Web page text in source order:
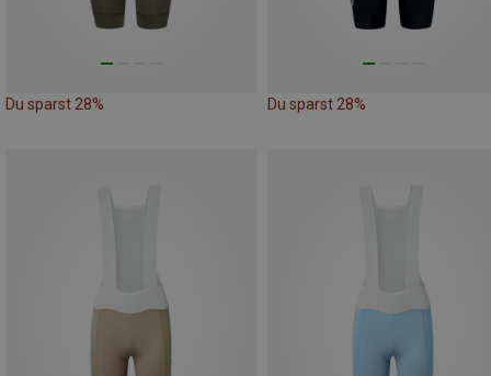
Du sparst 28% Du sparst 28%